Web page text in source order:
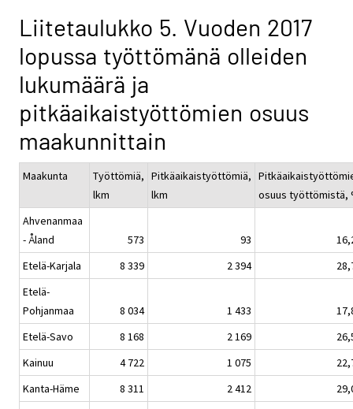
Liitetaulukko 5. Vuoden 2017
lopussa työttömänä olleiden
lukumäärä ja
pitkäaikaistyöttömien osuus
maakunnittain
Maakunta
Työttömiä,
lkm
Pitkäaikaistyöttömiä,
lkm
osuus työttömistä,
Ahvenanmaa
- Åland
573 93
Etelä-Karjala
8 339 2 394
Etelä-
Pohjanmaa
8 034 1 433
Etelä-Savo
8 168 2 169
Kainuu
4 722 1 075
Kanta-Häme
8 311 2 412